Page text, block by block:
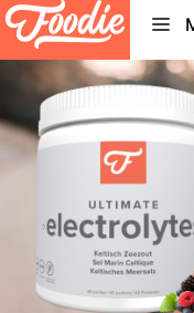
inhoud